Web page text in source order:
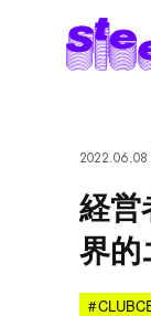
2022.06.08
経
界
#